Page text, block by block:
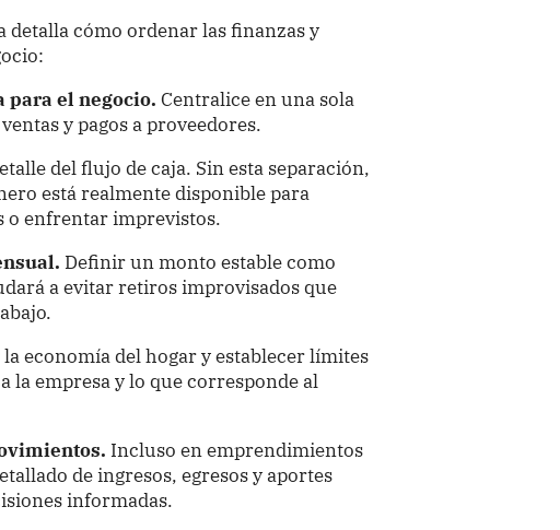
cómo ordenar las finanzas y
para el negocio. Centralice en una sola
y pagos a proveedores.
del flujo de caja. Sin esta separación,
está realmente disponible para
enfrentar imprevistos.
Definir un monto estable como
a evitar retiros improvisados que
economía del hogar y establecer límites
la empresa y lo que corresponde al
Incluso en emprendimientos
de ingresos, egresos y aportes
informadas.